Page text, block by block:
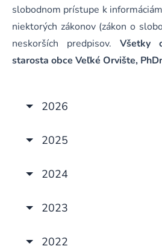
slobodnom prístupe k
niektorých zákonov (zákon o
neskorších predpisov. Všetky
starosta obce Veľké Orvište,
2026
2025
2024
2023
2022